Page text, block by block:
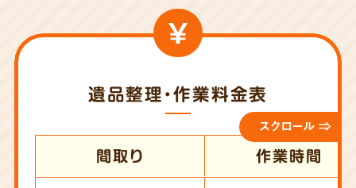
遺品整理・作業料金表
間取り 作業時間
スクロール ⇒